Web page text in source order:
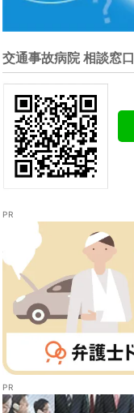
交通事故病院 相談窓口